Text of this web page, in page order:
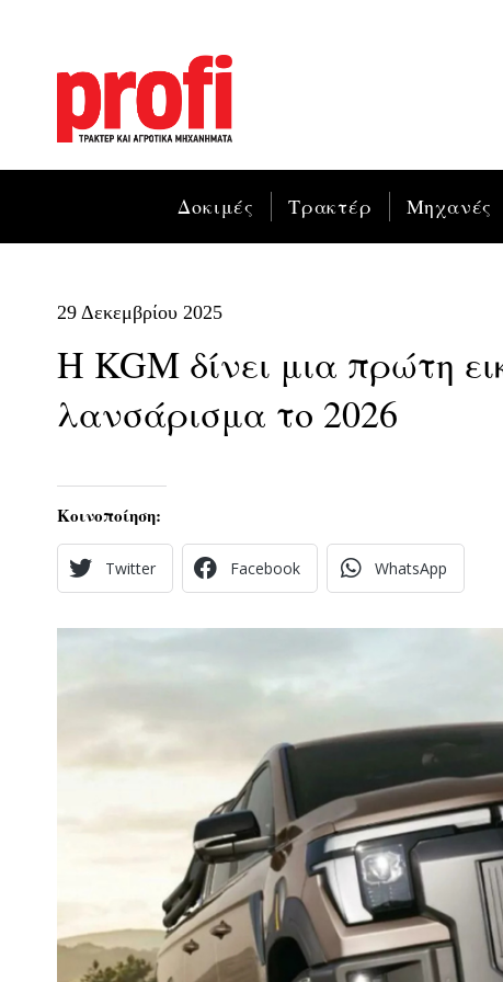
Δοκιμές Τρακτέρ Μηχανές
29 Δεκεμβρίου 2025
Η KGM δίνει μια πρώτη
λανσάρισμα το 2026
Κοινοποίηση:
Twitter Facebook WhatsApp